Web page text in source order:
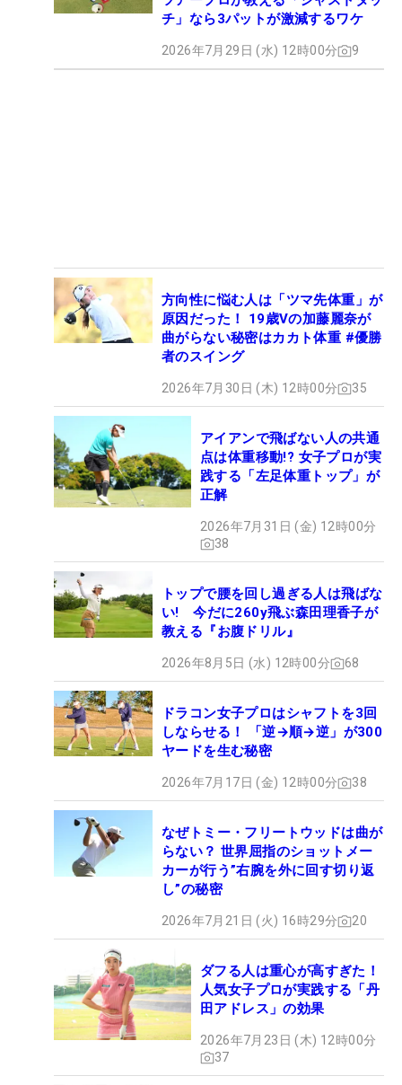
チ」なら3パットが激減するワケ
2026年7月29日 (水) 12時00分 9
方向性に悩む人は「ツマ先体重」が
原因だった！ 19歳Vの加藤麗奈が
曲がらない秘密はカカト体重 #優勝
者のスイング
2026年7月30日 (木) 12時00分 35
アイアンで飛ばない人の共通
点は体重移動!? 女子プロが実
践する「左足体重トップ」が
正解
2026年7月31日 (金) 12時00分
38
トップで腰を回し過ぎる人は飛ばな
い! 今だに260y飛ぶ森田理香子が
教える『お腹ドリル』
2026年8月5日 (水) 12時00分 68
ドラコン女子プロはシャフトを3回
しならせる！ 「逆→順→逆」が300
ヤードを生む秘密
2026年7月17日 (金) 12時00分 38
なぜトミー・フリートウッドは曲が
らない？ 世界屈指のショットメー
カーが行う”右腕を外に回す切り返
し”の秘密
2026年7月21日 (火) 16時29分 20
ダフる人は重心が高すぎた！
人気女子プロが実践する「丹
田アドレス」の効果
2026年7月23日 (木) 12時00分
37